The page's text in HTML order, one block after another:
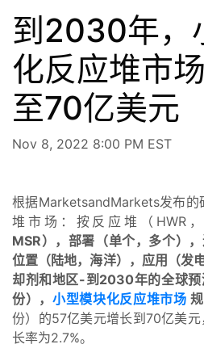
到2030年，
化反应堆市
至70亿美元
Nov 8, 2022 8:00 PM EST
根据MarketsandMarkets发布的
堆市场：按反应堆（HWR，
MSR），部署（单个，多个），
位置（陆地，海洋），应用（发
却剂和地区-到2030年的全球
份）， 小型模块化反应堆市场
份）的57亿美元增长到70亿美
长率为2.7%。